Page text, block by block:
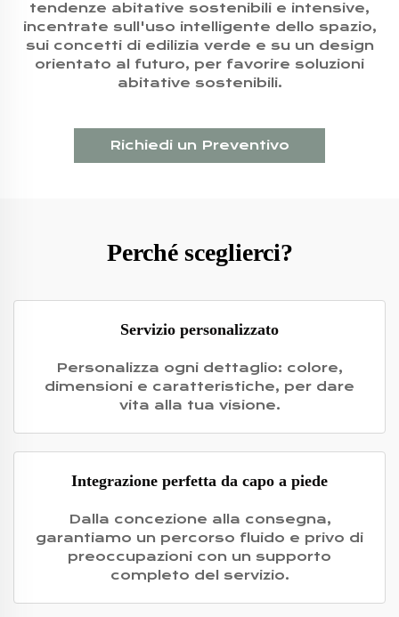
tendenze abitative sostenibili e intensive,
incentrate sull'uso intelligente dello spazio,
sui concetti di edilizia verde e su un design
orientato al futuro, per favorire soluzioni
abitative sostenibili.
Richiedi un Preventivo
Perché sceglierci?
Servizio personalizzato
Personalizza ogni dettaglio: colore,
dimensioni e caratteristiche, per dare
vita alla tua visione.
Integrazione perfetta da capo a piede
Dalla concezione alla consegna,
garantiamo un percorso fluido e privo di
preoccupazioni con un supporto
completo del servizio.